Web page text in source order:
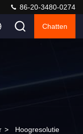
86-20-3480-0274
Chatten
> Hoogresolutie